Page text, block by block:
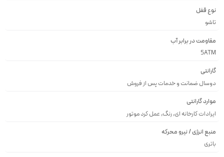
نوع قفل
تاشو
مقاومت در برابر آب
5ATM
گارانتی
دوسال ضمانت و خدمات پس از فروش
موارد گارانتی
ایرادات کارخانه ای, رنگ, عمل کرد موتور
منبع انرژی / نیرو محرکه
باتری